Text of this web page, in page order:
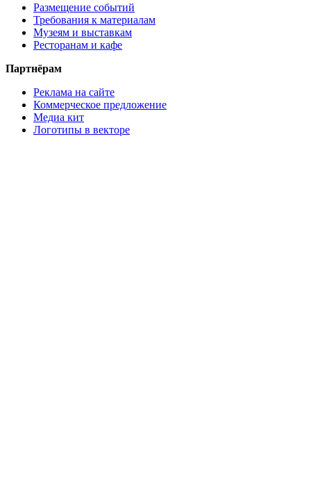
Размещение событий
Требования к материалам
Музеям и выставкам
Ресторанам и кафе
Партнёрам
Реклама на сайте
Коммерческое предложение
Медиа кит
Логотипы в векторе